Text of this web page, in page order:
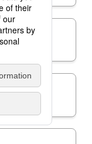
の考え方